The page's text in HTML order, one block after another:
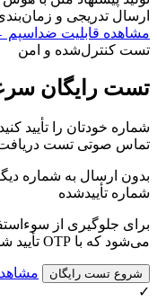
ارسال تدریجی و
مشاهده قابلیت ضداسپم
تست کنترل‌شده و امن
تست رایگان
شماره خودتان را تأیید
تماس صوتی تست دریافت
بدون ارسال به شماره
شماره تأییدشده
برای جلوگیری از
می‌شود که با OTP تأیید شود.
شروع تست رایگان
✓